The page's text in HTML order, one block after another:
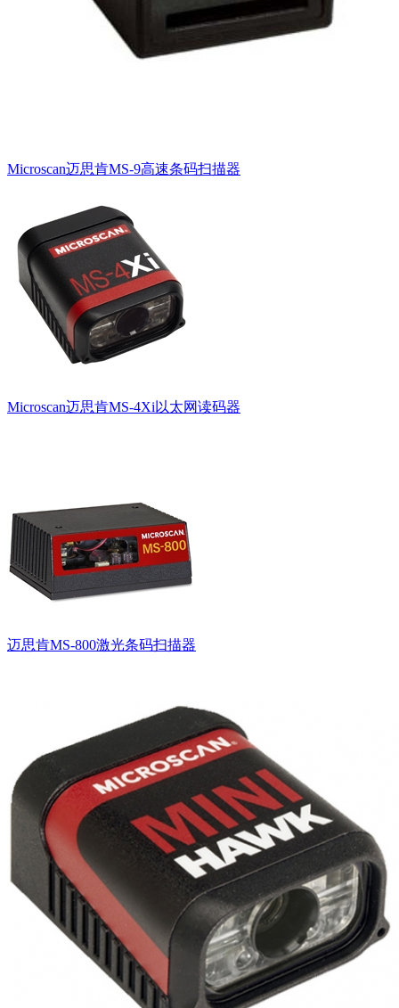
Microscan迈思肯MS-9高速条码扫描器
Microscan迈思肯MS-4Xi以太网读码器
迈思肯MS-800激光条码扫描器